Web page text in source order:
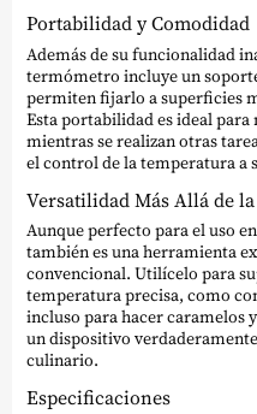
Portabilidad y Comodidad
Además de su funcionalidad
termómetro incluye un
permiten fijarlo a superficies
Esta portabilidad es ideal
mientras se realizan otras
el control de la temperatura a
Versatilidad Más Allá de
Aunque perfecto para el uso
también es una herramienta
convencional. Utilícelo para
temperatura precisa, como
incluso para hacer caramelos
un dispositivo
culinario.
Especificaciones